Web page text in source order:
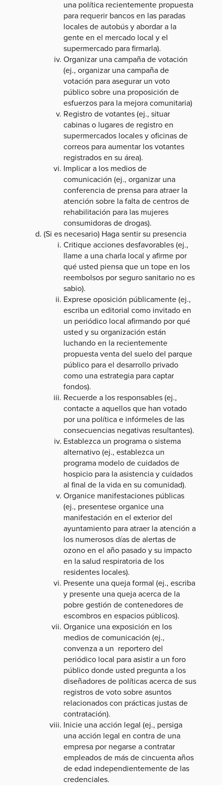
una política recientemente propuesta
para requerir bancos en las paradas
locales de autobús y abordar a la
gente en el mercado local y el
supermercado para firmarla).
Organizar una campaña de votación
(ej., organizar una campaña de
votación para asegurar un voto
público sobre una proposición de
esfuerzos para la mejora comunitaria)
Registro de votantes (ej., situar
cabinas o lugares de registro en
supermercados locales y oficinas de
correos para aumentar los votantes
registrados en su área).
Implicar a los medios de
comunicación (ej., organizar una
conferencia de prensa para atraer la
atención sobre la falta de centros de
rehabilitación para las mujeres
consumidoras de drogas).
(Si es necesario) Haga sentir su presencia
Critique acciones desfavorables (ej.,
llame a una charla local y afirme por
qué usted piensa que un tope en los
reembolsos por seguro sanitario no es
sabio).
Exprese oposición públicamente (ej.,
escriba un editorial como invitado en
un periódico local afirmando por qué
usted y su organización están
luchando en la recientemente
propuesta venta del suelo del parque
público para el desarrollo privado
como una estrategia para captar
fondos).
Recuerde a los responsables (ej.,
contacte a aquellos que han votado
por una política e infórmeles de las
consecuencias negativas resultantes).
Establezca un programa o sistema
alternativo (ej., establezca un
programa modelo de cuidados de
hospicio para la asistencia y cuidados
al final de la vida en su comunidad).
Organice manifestaciones públicas
(ej., presentese organice una
manifestación en el exterior del
ayuntamiento para atraer la atención a
los numerosos días de alertas de
ozono en el año pasado y su impacto
en la salud respiratoria de los
residentes locales).
Presente una queja formal (ej., escriba
y presente una queja acerca de la
pobre gestión de contenedores de
escombros en espacios públicos).
Organice una exposición en los
medios de comunicación (ej.,
convenza a un reportero del
periódico local para asistir a un foro
público donde usted pregunta a los
diseñadores de políticas acerca de sus
registros de voto sobre asuntos
relacionados con prácticas justas de
contratación).
Inicie una acción legal (ej., persiga
una acción legal en contra de una
empresa por negarse a contratar
empleados de más de cincuenta años
de edad independientemente de las
credenciales.